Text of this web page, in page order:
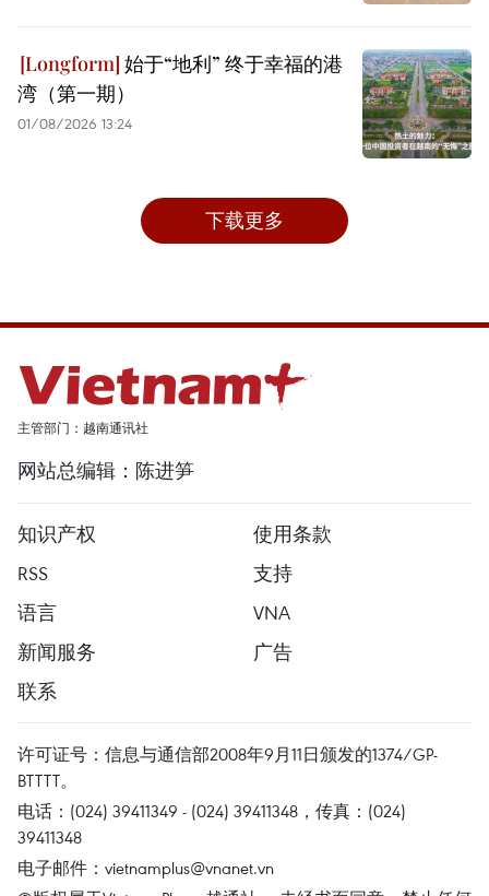
始于“地利” 终于幸福的港
湾（第一期）
01/08/2026 13:24
下载更多
主管部门：越南通讯社
网站总编辑：陈进笋
知识产权
使用条款
RSS
支持
语言
VNA
新闻服务
广告
联系
许可证号：信息与通信部2008年9月11日颁发的1374/GP-
BTTTT。
电话：(024) 39411349 - (024) 39411348，传真：(024)
39411348
电子邮件： vietnamplus@vnanet.vn